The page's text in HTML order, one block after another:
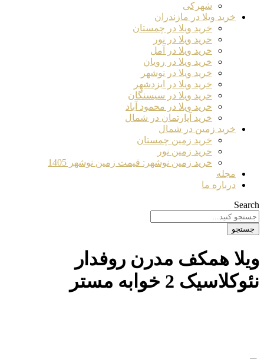
شهرکی
خرید ویلا در مازندران
خرید ویلا در چمستان
خرید ویلا در نور
خرید ویلا در آمل
خرید ویلا در رویان
خرید ویلا در نوشهر
خرید ویلا در ایزدشهر
خرید ویلا در سیسنگان
خرید ویلا در محمود آباد
خرید آپارتمان در شمال
خرید زمین در شمال
خرید زمین چمستان
خرید زمین نور
خرید زمین نوشهر: قیمت زمین نوشهر 1405
مجله
درباره ما
Search
جستجو
ویلا همکف مدرن روفدار
نئوکلاسیک 2 خوابه مستر